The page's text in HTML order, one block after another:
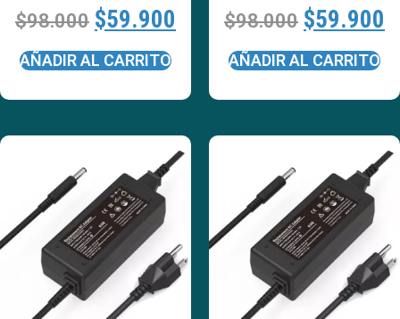
$98.000 $59.900
AÑADIR AL CARRITO
$98.000 $59.900
AÑADIR AL CARRITO